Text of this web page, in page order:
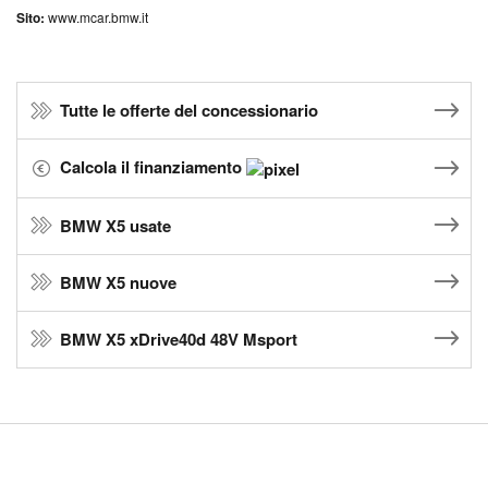
Sito: www.mcar.bmw.it
Tutte le offerte del concessionario
Calcola il finanziamento
BMW X5 usate
BMW X5 nuove
BMW X5 xDrive40d 48V Msport